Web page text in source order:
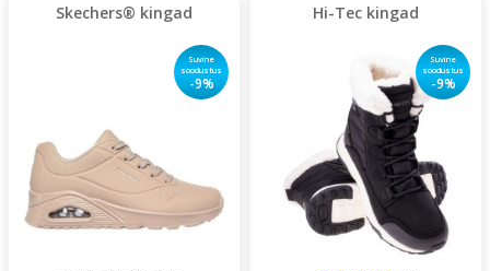
Skechers® kingad
Suvine
soodustus
-9%
Hi-Tec kingad
Suvine
soodustus
-9%